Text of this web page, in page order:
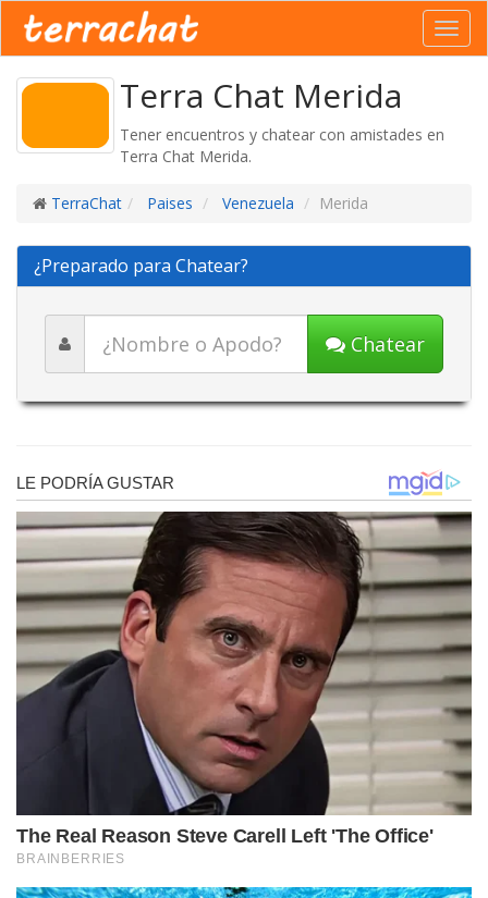
Terra Chat Merida
Tener encuentros y chatear con amistades en
Terra Chat Merida.
TerraChat Paises Venezuela Merida
¿Preparado para Chatear?
Chatear